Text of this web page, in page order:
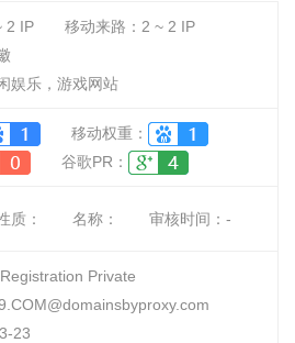
2 IP 移动来路： 2 ~ 2 IP
娱乐，游戏网站
移动权重：
谷歌PR：
质： 名称： 审核时间： -
Private
23